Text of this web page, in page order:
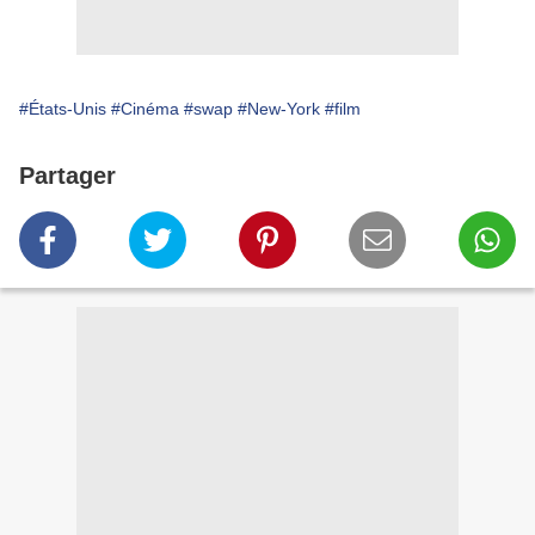
#États-Unis #Cinéma #swap #New-York #film
Partager